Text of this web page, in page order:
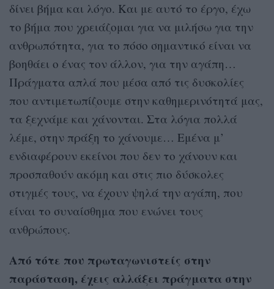
δίνει βήμα και λόγο. Και με αυτό το έργο, έχω
το βήμα που χρειάζομαι για να μιλήσω για την
ανθρωπότητα, για το πόσο σημαντικό είναι να
βοηθάει ο ένας τον άλλον, για την αγάπη…
Πράγματα απλά που μέσα από τις δυσκολίες
που αντιμετωπίζουμε στην καθημερινότητά μας,
τα ξεχνάμε και χάνονται. Στα λόγια πολλά
λέμε, στην πράξη το χάνουμε… Εμένα μ’
ενδιαφέρουν εκείνοι που δεν το χάνουν και
προσπαθούν ακόμη και στις πιο δύσκολες
στιγμές τους, να έχουν ψηλά την αγάπη, που
είναι το συναίσθημα που ενώνει τους
ανθρώπους.
Από τότε που πρωταγωνιστείς στην
παράσταση, έχεις αλλάξει πράγματα στην